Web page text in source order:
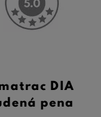
DIA
pena